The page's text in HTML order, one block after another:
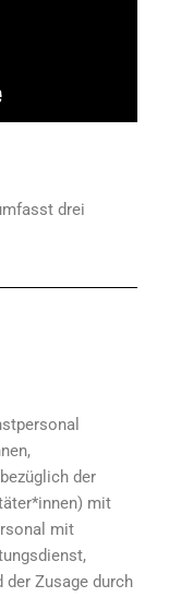
drei
der
mit
mit
Zusage durch